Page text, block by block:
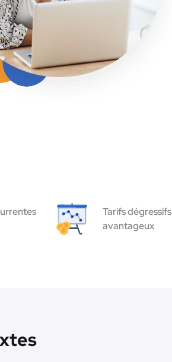
Tarifs dégressifs
avantageux